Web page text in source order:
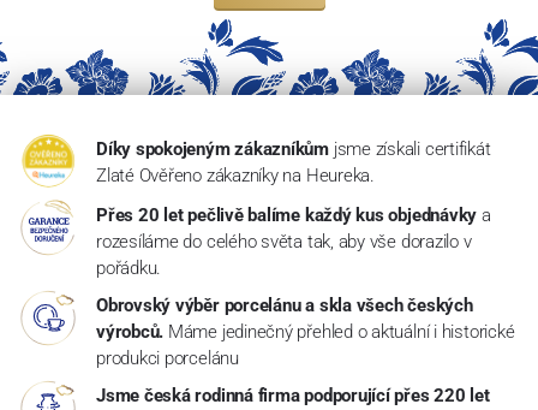
Díky spokojeným zákazníkům jsme získali certifikát
Zlaté Ověřeno zákazníky na Heureka.
Přes 20 let pečlivě balíme každý kus objednávky a
rozesíláme do celého světa tak, aby vše dorazilo v
pořádku.
Obrovský výběr porcelánu a skla všech českých
výrobců. Máme jedinečný přehled o aktuální i historické
produkci porcelánu
Jsme česká rodinná firma podporující přes 220 let